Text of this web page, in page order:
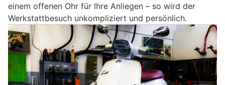
einem offenen Ohr für Ihre Anliegen – so wird der
Werkstattbesuch unkompliziert und persönlich.